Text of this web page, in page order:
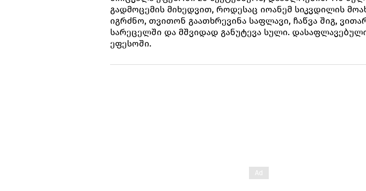
გადმოცემის მიხედვით, როდესაც იოანემ სიკვდილის
იგრძნო, თვითონ გაათხრევინა საფლავი, ჩაწვა შიგ,
სარეცელში და მშვიდად განუტევა სული.
ეფესოში.